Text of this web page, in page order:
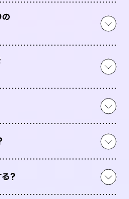
の
？